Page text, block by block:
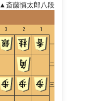
▲斎藤慎太郎八段
3 2 1
一
二
三